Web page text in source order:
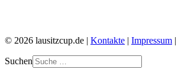
© 2026 lausitzcup.de | Kontakte | Impressum |
Suchen